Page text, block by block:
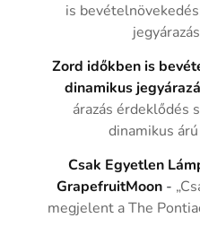
is
Zord időkben is
dinamikus
árazás érdeklődés
dinamikus
Csak Egyetlen
GrapefruitMoon -
megjelent a The